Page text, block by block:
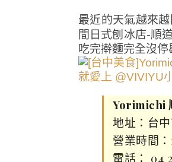
最近的天氣越來
間日式刨冰店-順
吃完擀麵完全沒
Yorimichi
地址：台
營業時間：
電話： 04